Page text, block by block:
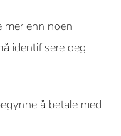
mer enn noen
identifisere deg
å betale med